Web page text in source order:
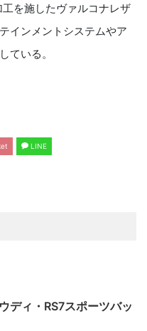
を施したヴァルコナレザ
インメントシステムやア
ている。
LINE
ディ・RS7スポーツバッ